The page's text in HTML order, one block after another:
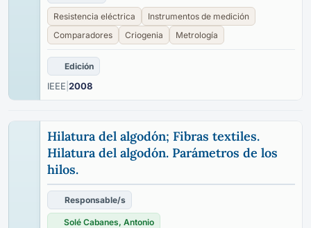
Resistencia eléctrica
Instrumentos de medición
Comparadores
Criogenia Metrología
Edición
IEEE 2008
Hilatura del algodón; Fibras textiles.
Hilatura del algodón. Parámetros de los
hilos.
Responsable/s
Solé Cabanes, Antonio